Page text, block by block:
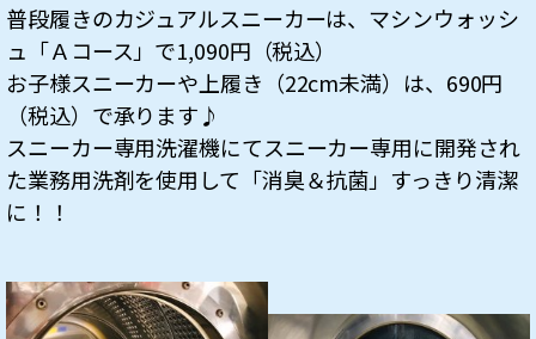
普段履きのカジュアルスニーカーは、マシンウォッシ
ュ「Ａコース」で1,090円（税込）
お子様スニーカーや上履き（22cm未満）は、690円
（税込）で承ります♪
スニーカー専用洗濯機にてスニーカー専用に開発され
た業務用洗剤を使用して「消臭＆抗菌」すっきり清潔
に！！